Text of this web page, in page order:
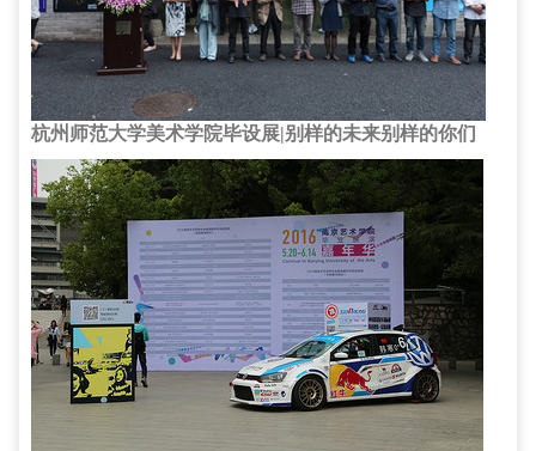
杭州师范大学美术学院毕设展|别样的未来别样的你们